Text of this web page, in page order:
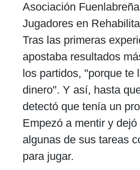
Asociación
Jugadores en
Tras las primeras
apostaba resultados
los partidos, "porque te
dinero". Y así, hasta
detectó que tenía un
Empezó a mentir y
algunas de sus tareas
para jugar.